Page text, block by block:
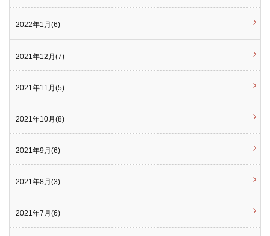
2022年1月(6)
2021年12月(7)
2021年11月(5)
2021年10月(8)
2021年9月(6)
2021年8月(3)
2021年7月(6)